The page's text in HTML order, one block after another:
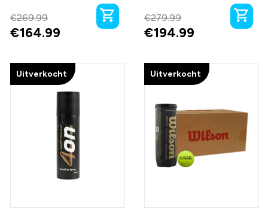
€269.99
€164.99
€279.99
€194.99
Uitverkocht Uitverkocht